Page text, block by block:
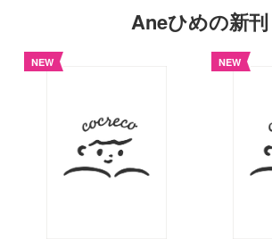
Aneひめの新刊
NEW NEW